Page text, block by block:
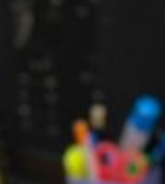
решение пройти переподготовку в центре
занятости далось легко. Работа мне очень
нравится. Я рада, что сейчас приношу
реальную пользу пациентам. Когда
благодарные отзывы, это вдохновляет
на дальнейшую работу», — говорит она
Для Анны Никитиной, как и для многих